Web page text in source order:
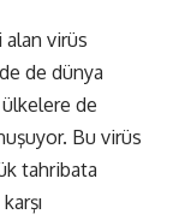
alan virüs
de dünya
ülkelere de
Bu virüs
tahribata